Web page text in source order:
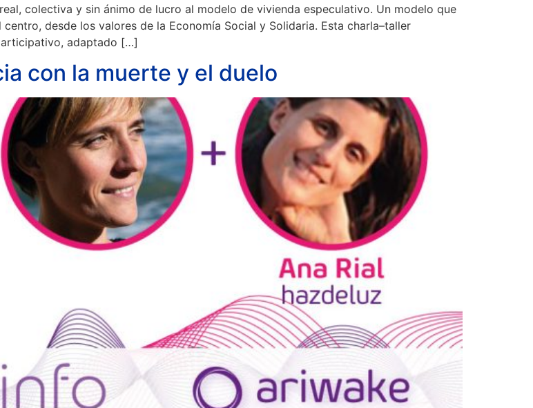
colectiva y sin ánimo de lucro al modelo de vivienda especulativo. Un modelo que
desde los valores de la Economía Social y Solidaria. Esta charla–taller
adaptado […]
con la muerte y el duelo